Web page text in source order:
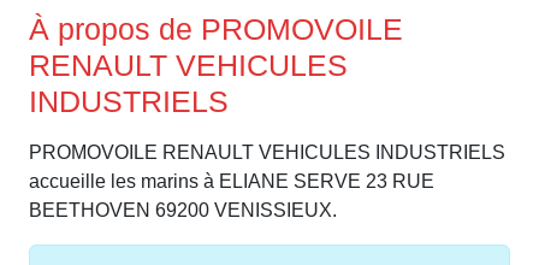
À propos de PROMOVOILE
RENAULT VEHICULES
INDUSTRIELS
PROMOVOILE RENAULT VEHICULES INDUSTRIELS
accueille les marins à ELIANE SERVE 23 RUE
BEETHOVEN 69200 VENISSIEUX.